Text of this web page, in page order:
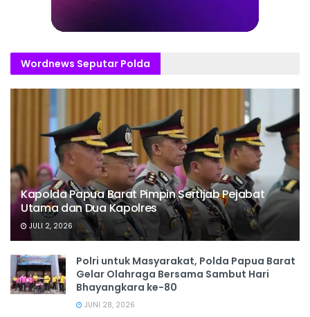
Wordnews Seputar Polda
Kapolda Papua Barat Pimpin Sertijab Pejabat
Utama dan Dua Kapolres
JULI 2, 2026
Polri untuk Masyarakat, Polda Papua Barat
Gelar Olahraga Bersama Sambut Hari
Bhayangkara ke-80
JUNI 28, 2026